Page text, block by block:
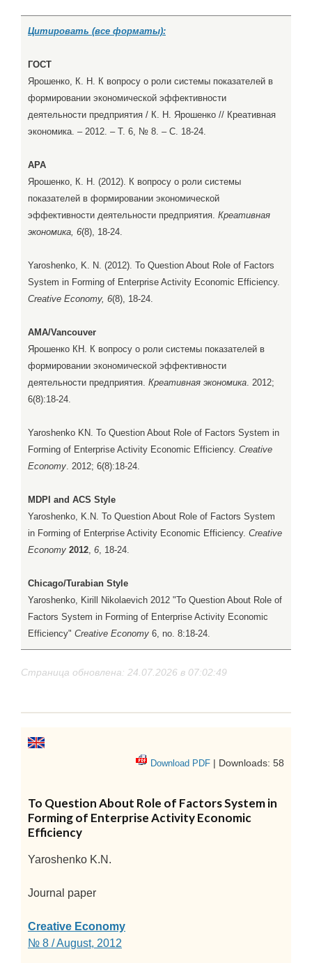
Цитировать (все форматы):
ГОСТ
Ярошенко, К. Н. К вопросу о роли системы показателей в
формировании экономической эффективности
деятельности предприятия / К. Н. Ярошенко // Креативная
экономика. – 2012. – Т. 6, № 8. – С. 18-24.
APA
Ярошенко, К. Н. (2012). К вопросу о роли системы
показателей в формировании экономической
эффективности деятельности предприятия. Креативная
экономика, 6(8), 18-24.
Yaroshenko, K. N. (2012). To Question About Role of Factors
System in Forming of Enterprise Activity Economic Efficiency.
Creative Economy, 6(8), 18-24.
AMA/Vancouver
Ярошенко КН. К вопросу о роли системы показателей в
формировании экономической эффективности
деятельности предприятия. Креативная экономика. 2012;
6(8):18-24.
Yaroshenko KN. To Question About Role of Factors System in
Forming of Enterprise Activity Economic Efficiency. Creative
Economy. 2012; 6(8):18-24.
MDPI and ACS Style
Yaroshenko, K.N. To Question About Role of Factors System
in Forming of Enterprise Activity Economic Efficiency. Creative
Economy 2012, 6, 18-24.
Chicago/Turabian Style
Yaroshenko, Kirill Nikolaevich 2012 "To Question About Role of
Factors System in Forming of Enterprise Activity Economic
Efficiency" Creative Economy 6, no. 8:18-24.
Страница обновлена: 24.07.2026 в 07:02:49
Download PDF | Downloads: 58
To Question About Role of Factors System in
Forming of Enterprise Activity Economic
Efficiency
Yaroshenko K.N.
Journal paper
Creative Economy
№ 8 / August, 2012